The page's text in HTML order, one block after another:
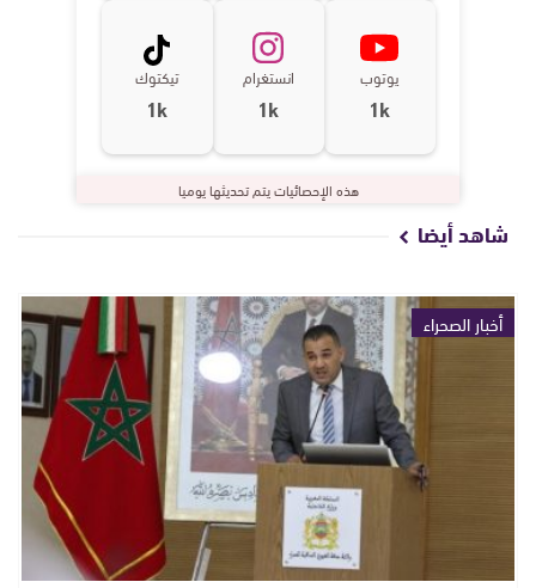
يوتوب
1k
انستغرام
1k
تيكتوك
1k
هذه الإحصائيات يتم تحديثها يوميا
شاهد أيضا
أخبار الصحراء